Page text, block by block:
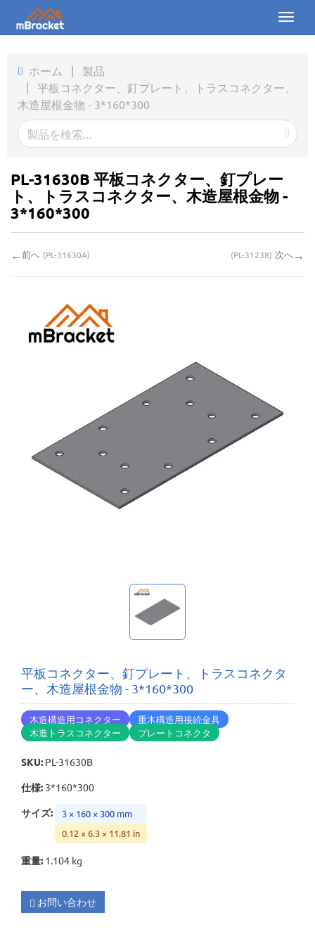
Toggle
製品
会社概要
ダウンロード
マイ問い合わせ
ホーム | 製品
| 平板コネクター、釘プレート、トラスコネクター、
木造屋根金物 - 3*160*300
PL-31630B 平板コネクター、釘プレー
ト、トラスコネクター、木造屋根金物 -
3*160*300
←前へ (PL-31630A) (PL-31238) 次へ→
平板コネクター、釘プレート、トラスコネクタ
ー、木造屋根金物 - 3*160*300
木造構造用コネクター
重木構造用接続金具
木造トラスコネクター
プレートコネクタ
SKU: PL-31630B
仕様: 3*160*300
サイズ:
3 × 160 × 300 mm
0.12 × 6.3 × 11.81 in
重量: 1.104 kg
お問い合わせ